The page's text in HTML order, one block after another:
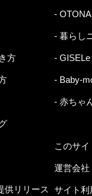
方
供リリース
-
- 暮らし
- GISELe
- Baby-
- 赤ちゃ
このサ
運営会社
サイト利